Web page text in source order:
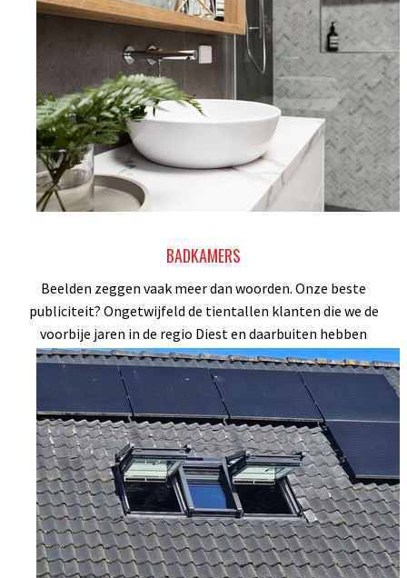
BADKAMERS
Beelden zeggen vaak meer dan woorden. Onze beste
publiciteit? Ongetwijfeld de tientallen klanten die we de
voorbije jaren in de regio Diest en daarbuiten hebben
verder geholpen.